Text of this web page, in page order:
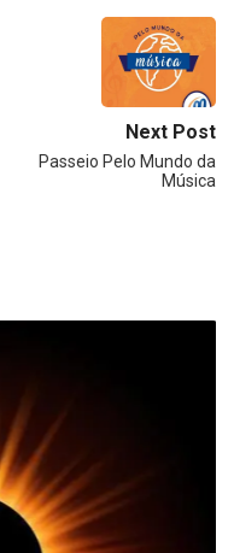
Next Post
Passeio Pelo Mundo da
Música